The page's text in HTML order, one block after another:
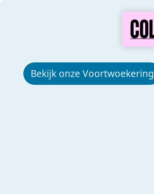
Bekijk onze Voortwoekering